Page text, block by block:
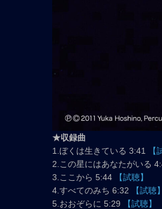
★収録曲
1.ぼくは生きている 3:41
【
2.この星にはあなたがいる
3.ここから 5:44
【試聴】
4.すべてのみち 6:32
【試聴】
5.おおぞらに 5:29
【試聴】